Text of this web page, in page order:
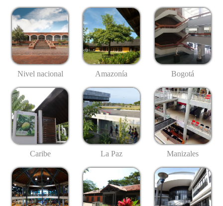
Nivel nacional Amazonía Bogotá
Caribe La Paz Manizales